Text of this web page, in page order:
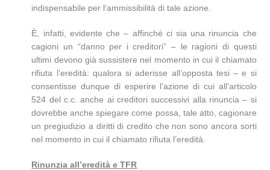
indispensabile per l’ammissibilità di tale azione.
È, infatti, evidente che – affinché ci sia una rinuncia che
cagioni un “danno per i creditori” – le ragioni di questi
ultimi devono già sussistere nel momento in cui il chiamato
rifiuta l’eredità: qualora si aderisse all’opposta tesi – e si
consentisse dunque di esperire l’azione di cui all’articolo
524 del c.c. anche ai creditori successivi alla rinuncia – si
dovrebbe anche spiegare come possa, tale atto, cagionare
un pregiudizio a diritti di credito che non sono ancora sorti
nel momento in cui il chiamato rifiuta l’eredità.
Rinunzia all’eredità e TFR